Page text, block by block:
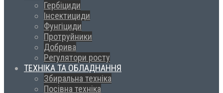
Гербіциди
Інсектициди
Фунгіциди
Протруйники
Добрива
Регулятори росту
ТЕХНІКА ТА ОБЛАДНАННЯ
Збиральна техніка
Посівна техніка